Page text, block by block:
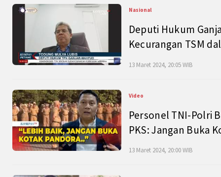
Nasional
Deputi Hukum
Kecurangan TSM
13 Maret 2024, 20:05 WIB
Video
Personel TNI-Polri
PKS: Jangan Buka
13 Maret 2024, 20:00 WIB